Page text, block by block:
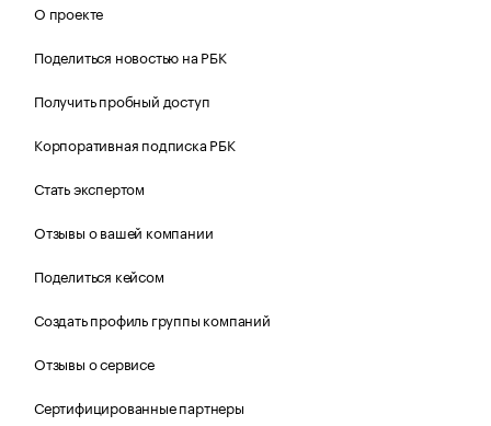
О проекте
Поделиться новостью на РБК
Получить пробный доступ
Корпоративная подписка РБК
Стать экспертом
Отзывы о вашей компании
Поделиться кейсом
Создать профиль группы компаний
Отзывы о сервисе
Сертифицированные партнеры